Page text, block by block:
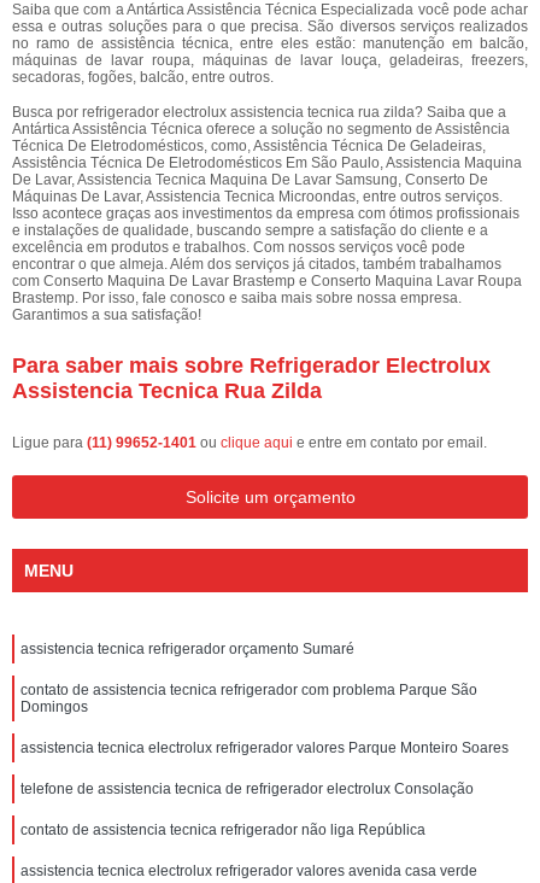
Saiba que com a Antártica Assistência Técnica Especializada você pode achar
essa e outras soluções para o que precisa. São diversos serviços realizados
no ramo de assistência técnica, entre eles estão: manutenção em balcão,
máquinas de lavar roupa, máquinas de lavar louça, geladeiras, freezers,
secadoras, fogões, balcão, entre outros.
Busca por refrigerador electrolux assistencia tecnica rua zilda? Saiba que a
Antártica Assistência Técnica oferece a solução no segmento de Assistência
Técnica De Eletrodomésticos, como, Assistência Técnica De Geladeiras,
Assistência Técnica De Eletrodomésticos Em São Paulo, Assistencia Maquina
De Lavar, Assistencia Tecnica Maquina De Lavar Samsung, Conserto De
Máquinas De Lavar, Assistencia Tecnica Microondas, entre outros serviços.
Isso acontece graças aos investimentos da empresa com ótimos profissionais
e instalações de qualidade, buscando sempre a satisfação do cliente e a
excelência em produtos e trabalhos. Com nossos serviços você pode
encontrar o que almeja. Além dos serviços já citados, também trabalhamos
com Conserto Maquina De Lavar Brastemp e Conserto Maquina Lavar Roupa
Brastemp. Por isso, fale conosco e saiba mais sobre nossa empresa.
Garantimos a sua satisfação!
Para saber mais sobre Refrigerador Electrolux
Assistencia Tecnica Rua Zilda
Ligue para (11) 99652-1401 ou clique aqui e entre em contato por email.
Solicite um orçamento
MENU
assistencia tecnica refrigerador orçamento Sumaré
contato de assistencia tecnica refrigerador com problema Parque São
Domingos
assistencia tecnica electrolux refrigerador valores Parque Monteiro Soares
telefone de assistencia tecnica de refrigerador electrolux Consolação
contato de assistencia tecnica refrigerador não liga República
assistencia tecnica electrolux refrigerador valores avenida casa verde